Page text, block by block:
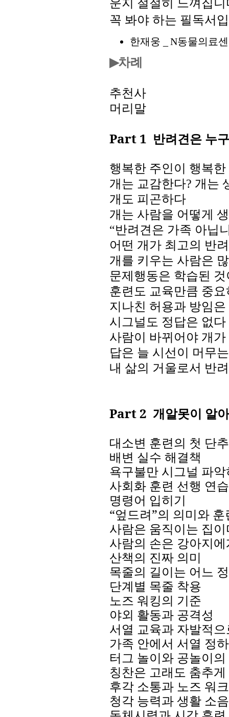
꼭 봐야 하는 필독서
한재웅 N동물의료
▶차례
추천사
머리말
Part 1 반려견은 누
행복한 주인이 행복
개는 교감한다? 개는
개도 피곤하다
개는 사람을 어떻게
“반려견은 가족 아닙
어떤 개가 최고의 반
개를 키우는 사람은
문제행동은 학습된 것
훈련도 교육만큼 중요
지나친 허용과 방임은
시그널도 정답은 없다
사람이 바뀌어야 개
답은 늘 시선이 머무
내 삶의 거울로서 반
Part 2 개알못이 알
대소변 훈련의 첫 단추
배변 실수 해결책
욕구불만 시그널 파
사회화 훈련 선행 연습
명령어 입히기
“엎드려”의 의미와 훈
사람은 움직이는 집
사람의 손은 강아지
산책의 진짜 의미
목줄의 길이는 어느
단계별 목줄 착용
노즈 워킹의 기준
야외 활동과 공격성
서열 교육과 자발적으
가족 안에서 서열 정
터그 놀이와 공놀이의
칭찬은 고래도 춤추게
후각 소통과 노즈 워크
청각 능력과생활 소음